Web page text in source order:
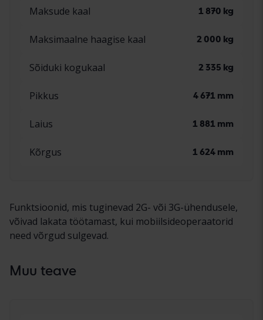
Maksude kaal 1 870 kg
Maksimaalne haagise kaal 2 000 kg
Sõiduki kogukaal 2 335 kg
Pikkus 4 671 mm
Laius 1 881 mm
Kõrgus 1 624 mm
Funktsioonid, mis tuginevad 2G- või 3G-ühendusele,
võivad lakata töötamast, kui mobiilsideoperaatorid
need võrgud sulgevad.
Muu teave